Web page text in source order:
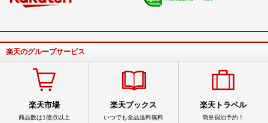
楽天のグループサービス
楽天市場
商品数は1億点以上
楽天ブックス
いつでも全品送料無料
楽天トラベル
簡単宿泊予約！